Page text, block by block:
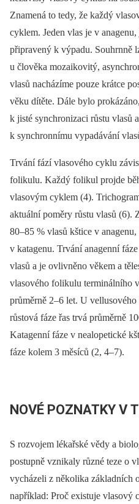
Znamená to tedy, že každý
cyklem. Jeden vlas je v
připravený k výpadu. Souhrnně
u člověka mozaikovitý,
vlasů nacházíme pouze krátce
věku dítěte. Dále bylo
k jisté synchronizaci růstu vlasů
k synchronnímu vypadávání
Trvání fází vlasového cyklu
folikulu. Každý folikul projde
vlasovým cyklem (4).
aktuální poměry růstu vlasů (6).
80–85 % vlasů kštice v
v katagenu. Trvání anagenní
vlasů a je ovlivněno věkem a
vlasového folikulu terminálního
průměrně 2–6 let. U
růstová fáze řas trvá průměrně
Katagenní fáze v nealopetické
fáze kolem 3 měsíců (2, 4–7).
NOVÉ POZNATKY V
S rozvojem lékařské vědy a
postupně vznikaly různé teze o
vycházeli z několika základních
například: Proč existuje vlasový